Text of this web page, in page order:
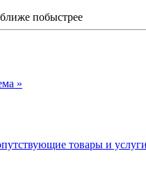
побыстрее
»
товары и